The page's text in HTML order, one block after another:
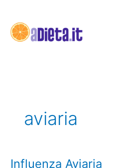
contenuto
aviaria
Influenza Aviaria
Influenza